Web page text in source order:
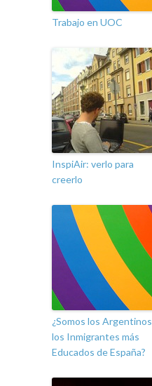
Trabajo en UOC
InspiAir: verlo para
creerlo
¿Somos los Argentinos
los Inmigrantes más
Educados de España?